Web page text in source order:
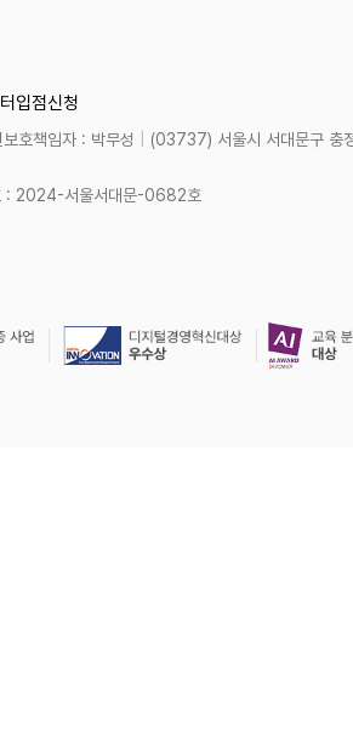
입점신청
호책임자 : 박무성 (03737) 서울시 서대문구 충
: 2024-서울서대문-0682호